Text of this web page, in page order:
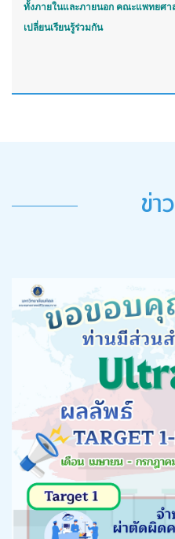
ทั้งภายในและภายนอก คณะแพทยศา
เปลี่ยนเรียนรู้ร่วมกัน
ข่า